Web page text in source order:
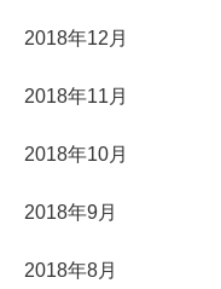
2018年12月
2018年11月
2018年10月
2018年9月
2018年8月